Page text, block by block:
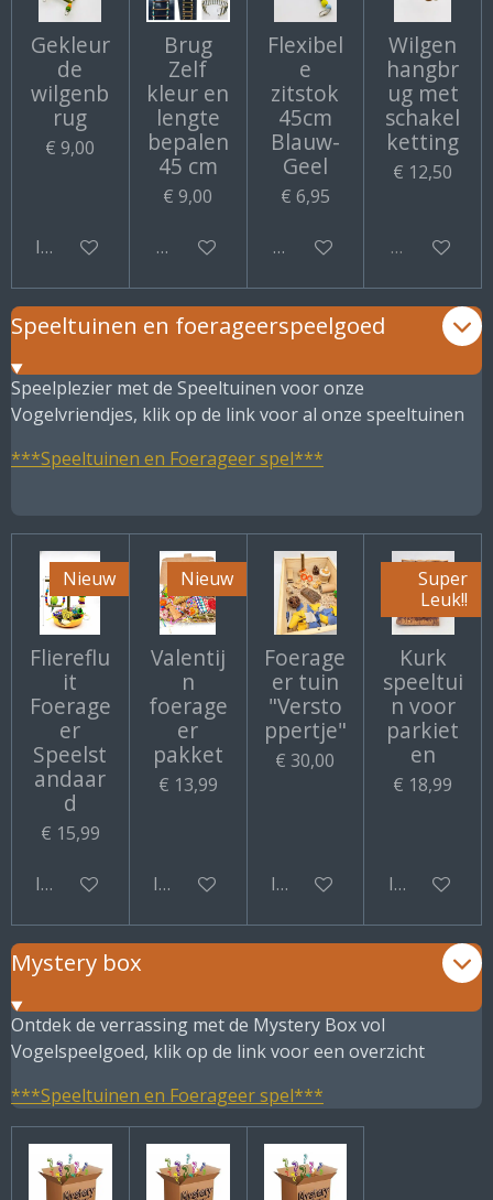
Gekleur
de
wilgenb
rug
€ 9,00
In winkelwagen
Brug
Zelf
kleur en
lengte
bepalen
45 cm
€ 9,00
Bekijk details
Flexibel
e
zitstok
45cm
Blauw-
Geel
€ 6,95
Bekijk details
Wilgen
hangbr
ug met
schakel
ketting
€ 12,50
Uitverkocht
Speeltuinen en foerageerspeelgoed
Speelplezier met de Speeltuinen voor onze
Vogelvriendjes, klik op de link voor al onze speeltuinen
***Speeltuinen en Foerageer spel***
Nieuw
Fliereflu
it
Foerage
er
Speelst
andaar
d
€ 15,99
In winkelwagen
Nieuw
Valentij
n
foerage
er
pakket
€ 13,99
In winkelwagen
Foerage
er tuin
"Versto
ppertje"
€ 30,00
In winkelwagen
Super
Leuk!!
Kurk
speeltui
n voor
parkiet
en
€ 18,99
In
Mystery box
Ontdek de verrassing met de Mystery Box vol
Vogelspeelgoed, klik op de link voor een overzicht
***Speeltuinen en Foerageer spel***